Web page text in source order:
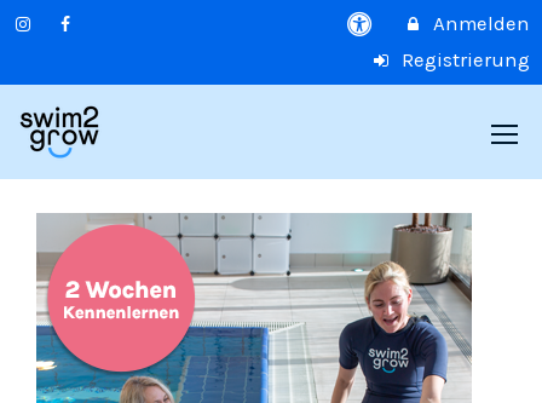
Anmelden
Registrierung